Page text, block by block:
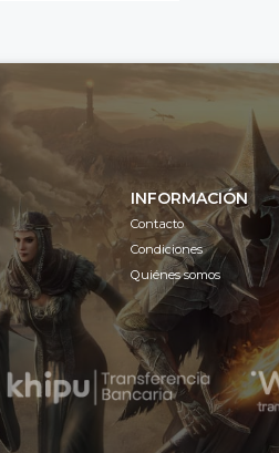
INFORMACIÓN
Contacto
Condiciones
Quiénes somos